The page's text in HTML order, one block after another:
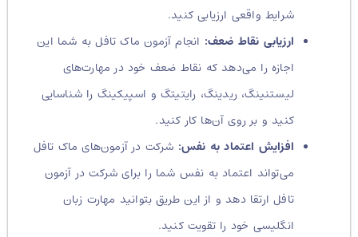
شرایط واقعی ارزیابی کنید.
ارزیابی نقاط ضعف:انجام آزمون ماک تافل به شما این
اجازه را می‌دهد که نقاط ضعف خود در مهارت‌های
لیستنینگ، ریدینگ، رایتیتگ و اسپیکینگ را شناسایی
کنید و بر روی آن‌ها کار کنید.
افزایش اعتماد به نفس:شرکت در آزمون‌های ماک تافل
می‌تواند اعتماد به نفس شما را برای شرکت در آزمون
تافل ارتقا دهد و از این طریق بتوانید مهارت زبان
انگلیسی خود را تقویت کنید.